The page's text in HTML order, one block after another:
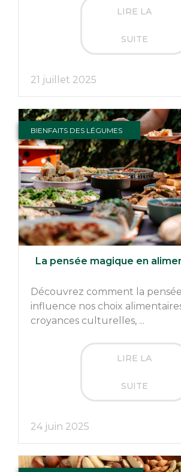
LIRE LA
SUITE
21 juillet 2025
BIENFAITS DES LÉGUMES
La pensée magique en
Découvrez comment la
influence nos choix
croyances culturelles, ...
LIRE LA
SUITE
24 juin 2025